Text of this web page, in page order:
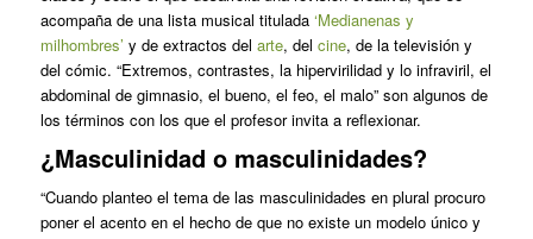
acompaña de una lista musical titulada ‘Medianenas y
milhombres’ y de extractos del arte, del cine, de la televisión y
del cómic. “Extremos, contrastes, la hipervirilidad y lo infraviril, el
abdominal de gimnasio, el bueno, el feo, el malo” son algunos de
los términos con los que el profesor invita a reflexionar.
¿Masculinidad o masculinidades?
“Cuando planteo el tema de las masculinidades en plural procuro
poner el acento en el hecho de que no existe un modelo único y